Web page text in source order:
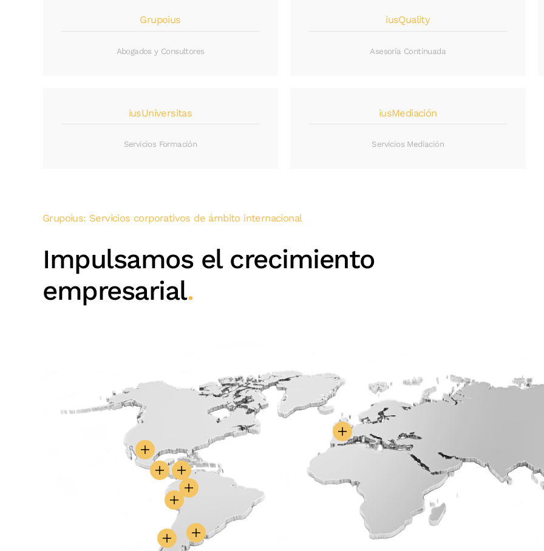
Grupoius
Abogados y Consultores
iusQuality
Asesoría Continuada
iusUniversitas
Servicios Formación
iusMediación
Servicios Mediación
Grupoius: Servicios corporativos de ámbito internacional
Impulsamos el crecimiento
empresarial.